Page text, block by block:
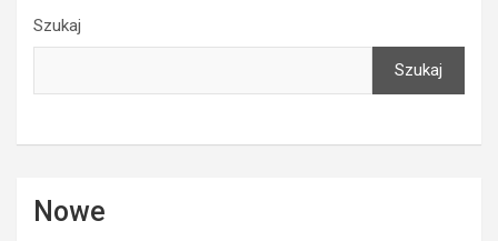
Szukaj
Szukaj
Nowe